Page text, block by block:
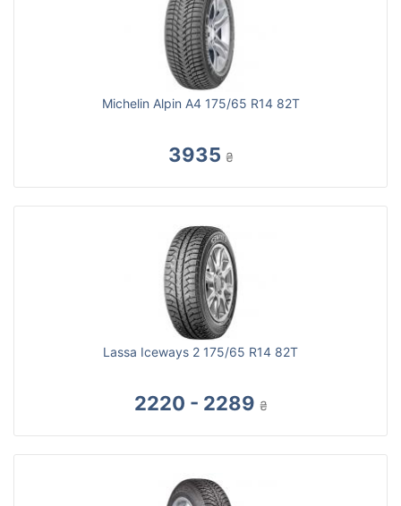
Michelin Alpin A4 175/65 R14 82T
3935 ₴
Lassa Iceways 2 175/65 R14 82T
2220 - 2289 ₴